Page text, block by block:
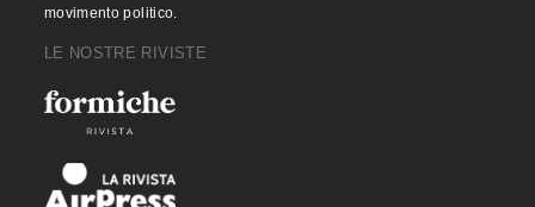
movimento politico.
LE NOSTRE RIVISTE